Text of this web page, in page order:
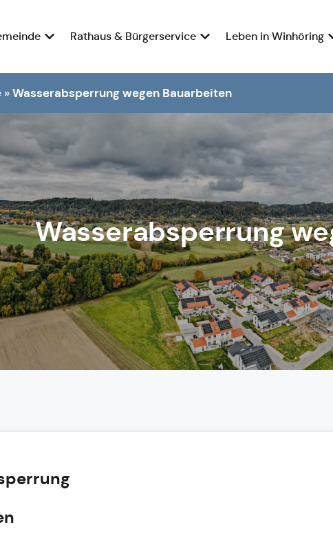
Rathaus & Bürgerservice Leben in Winhöring
»Wasserabsperrung wegen Bauarbeiten
Wasserabsperrung